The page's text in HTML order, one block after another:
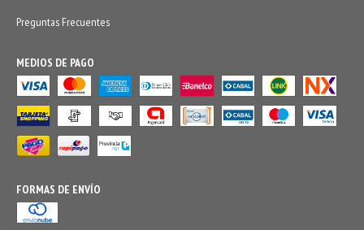
Preguntas Frecuentes
MEDIOS DE PAGO
FORMAS DE ENVÍO